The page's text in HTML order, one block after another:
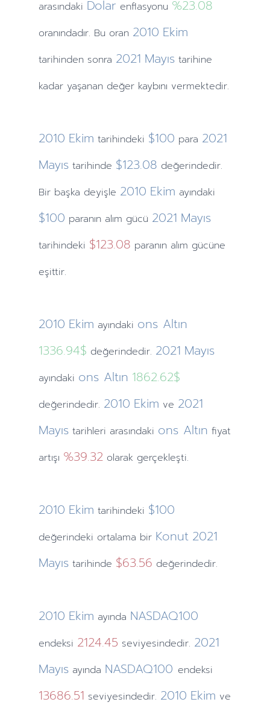
arasındaki Dolar enflasyonu %23.08
oranındadır. Bu oran 2010 Ekim
tarihindensonra 2021 Mayıs tarihine
kadar yaşanan değer kaybını vermektedir.
2010 Ekim tarihindeki $100 para 2021
Mayıs tarihinde $123.08 değerindedir.
Bir başka deyişle 2010 Ekim ayındaki
$100 paranın alım gücü 2021 Mayıs
tarihindeki $123.08 paranın alım gücüne
eşittir.
2010 Ekim ayındaki ons Altın
1336.94$ değerindedir. 2021 Mayıs
ayındaki ons Altın 1862.62$
değerindedir. 2010 Ekim ve 2021
Mayıs tarihleri arasındaki ons Altın fiyat
artışı %39.32olarak gerçekleşti.
2010 Ekim tarihindeki $100
değerindeki ortalama bir Konut 2021
Mayıs tarihinde $63.56 değerindedir.
2010 Ekim ayında NASDAQ100
endeksi 2124.45 seviyesindedir. 2021
Mayıs ayında NASDAQ100 endeksi
13686.51 seviyesindedir. 2010 Ekim ve